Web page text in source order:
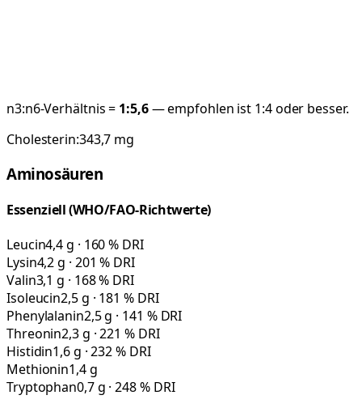
n3:n6-Verhältnis = 1:5,6— empfohlen ist 1:4 oder besser.
Cholesterin:343,7 mg
Aminosäuren
Essenziell (WHO/FAO-Richtwerte)
Leucin4,4 g · 160 % DRI
Lysin4,2 g · 201 % DRI
Valin3,1 g · 168 % DRI
Isoleucin2,5 g · 181 % DRI
Phenylalanin2,5 g · 141 % DRI
Threonin2,3 g · 221 % DRI
Histidin1,6 g · 232 % DRI
Methionin1,4 g
Tryptophan0,7 g · 248 % DRI